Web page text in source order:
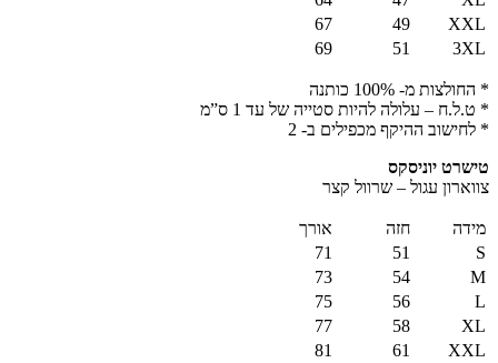
XXL
49
67
3XL
51
69
* החולצות מ- 100% כותנה
* ט.ל.ח – עלולה להיות סטייה של עד 1 ס”מ
* לחישוב ההיקף מכפילים ב- 2
טישרט יוניסקס
צווארון עגול – שרוול קצר
מידה חזה
אורך
S
51
71
M
54
73
L
56
75
XL
58
77
XXL
61
81